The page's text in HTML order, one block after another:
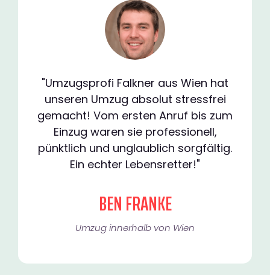
"Umzugsprofi Falkner aus Wien hat
unseren Umzug absolut stressfrei
gemacht! Vom ersten Anruf bis zum
Einzug waren sie professionell,
pünktlich und unglaublich sorgfältig.
Ein echter Lebensretter!"
BEN FRANKE
Umzug innerhalb von Wien​